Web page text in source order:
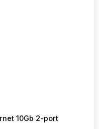
10Gb 2-port